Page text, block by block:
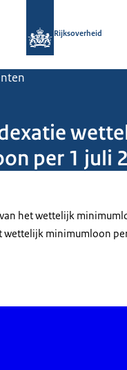
Rijksoverheid
per 1 juli
het wettelijk
wettelijk minimumloon